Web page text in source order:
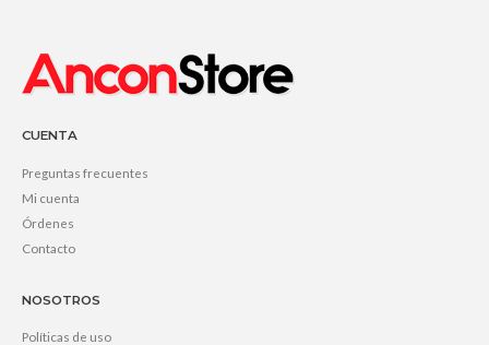
CUENTA
Preguntas frecuentes
Mi cuenta
Órdenes
Contacto
NOSOTROS
Políticas de uso